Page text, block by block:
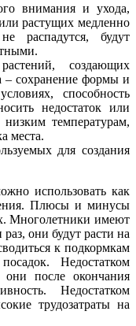
внимания и ухода,
растущих медленно
распадутся, будут
создающих
– сохранение формы и
способность
недостаток или
температурам,
места.
для создания
использовать как
Плюсы и минусы
Многолетники имеют
они будут расти на
к подкормкам
Недостатком
после окончания
Недостатком
трудозатраты на